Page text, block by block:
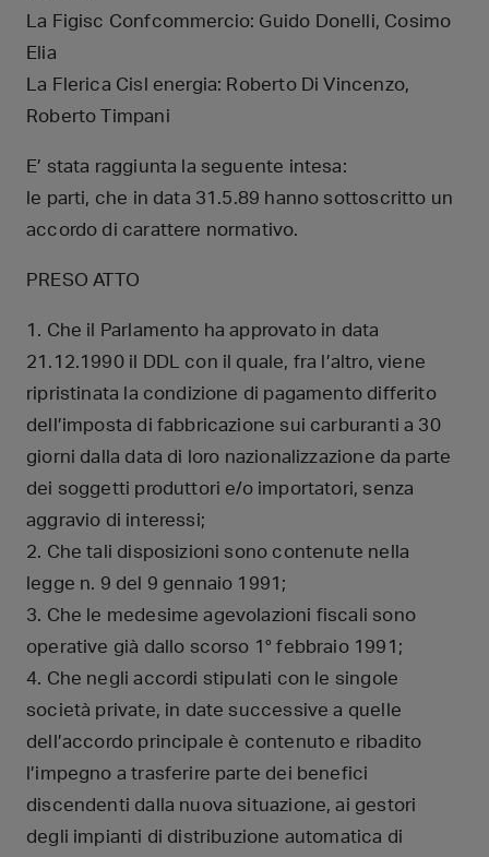
La Figisc Confcommercio: Guido Donelli, Cosimo
Elia
La Flerica Cisl energia: Roberto Di Vincenzo,
Roberto Timpani
E’ stata raggiunta la seguente intesa:
le parti, che in data 31.5.89 hanno sottoscritto un
accordo di carattere normativo.
PRESO ATTO
1. Che il Parlamento ha approvato in data
21.12.1990 il DDL con il quale, fra l’altro, viene
ripristinata la condizione di pagamento differito
dell’imposta di fabbricazione sui carburanti a 30
giorni dalla data di loro nazionalizzazione da parte
dei soggetti produttori e/o importatori, senza
aggravio di interessi;
2. Che tali disposizioni sono contenute nella
legge n. 9 del 9 gennaio 1991;
3. Che le medesime agevolazioni fiscali sono
operative già dallo scorso 1° febbraio 1991;
4. Che negli accordi stipulati con le singole
società private, in date successive a quelle
dell’accordo principale è contenuto e ribadito
l’impegno a trasferire parte dei benefici
discendenti dalla nuova situazione, ai gestori
degli impianti di distribuzione automatica di